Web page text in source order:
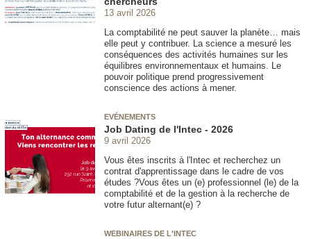
13 avril 2026
La comptabilité ne peut sauver la planète… mais
elle peut y contribuer. La science a mesuré les
conséquences des activités humaines sur les
équilibres environnementaux et humains. Le
pouvoir politique prend progressivement
conscience des actions à mener.
EVÉNEMENTS
Job Dating de l'Intec - 2026
9 avril 2026
Vous êtes inscrits à l'Intec et recherchez un
contrat d'apprentissage dans le cadre de vos
études ?Vous êtes un (e) professionnel (le) de la
comptabilité et de la gestion à la recherche de
votre futur alternant(e) ?
WEBINAIRES DE L'INTEC